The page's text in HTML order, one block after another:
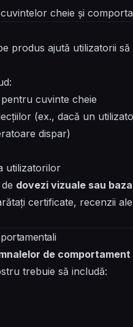
cheie și
produs ajută utilizatorii să
cuvinte cheie
(ex., dacă un
dispar)
utilizatorilor
dovezi vizuale sau
certificate, recenzii
de
trebuie să includă: